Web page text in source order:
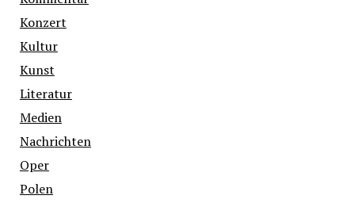
Konzert
Kultur
Kunst
Literatur
Medien
Nachrichten
Oper
Polen